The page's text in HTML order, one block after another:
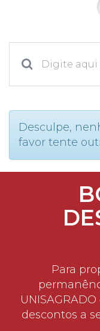
Desculpe,
favor tente
Para
descontos a